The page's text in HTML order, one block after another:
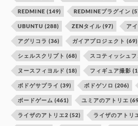
REDMINE (149) REDMINEプラグイン
UBUNTU (288) ZENタイル (97) ア
アグリコラ (36) ガイアプロジェクト (69)
シェルスクリプト (68) スコティッシュフ
ヌースフィヨルド (18) フィギュア撮影
ボドゲサプライ (39) ボドゲソロ (206)
ボードゲーム (461) ユミアのアトリエ
ライザのアトリエ2 (52) ライザのアトリ